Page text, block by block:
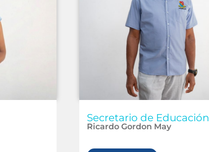
Secretario de Educación
Ricardo Gordon May